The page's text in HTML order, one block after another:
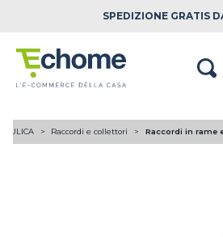
SPEDIZIONE GRATIS
Raccordi e collettori Raccordi in rame